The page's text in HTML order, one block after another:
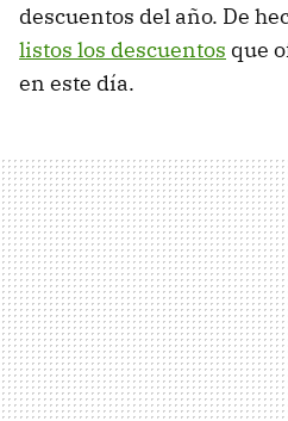
descuentos del año. De
listos los descuentos que
en este día.